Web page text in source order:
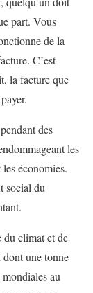
part. Vous
de la
C’est
la facture que
des
les
économies.
social du
du climat et de
dont une tonne
au